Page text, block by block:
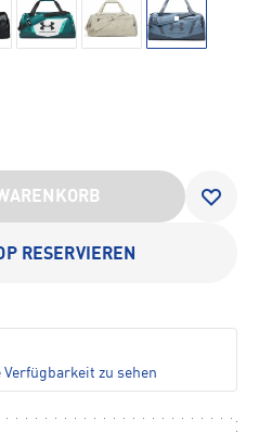
RESERVIEREN
zu sehen